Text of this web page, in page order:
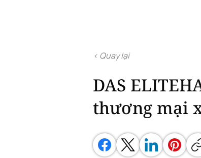
< Quay lại
DAS
thương mại